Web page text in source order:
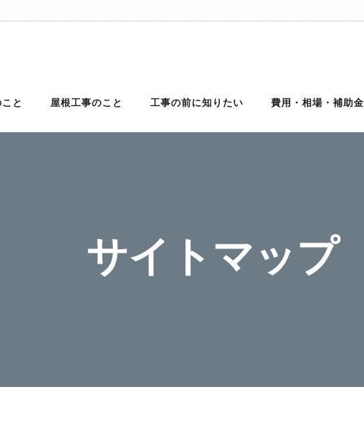
りの修理は【クイック屋根工事】
屋根の修理に対応可能！適正金額での修理・工事だから安心！
と 屋根工事のこと 工事の前に知りたい 費用・相場・補助金
サイトマップ